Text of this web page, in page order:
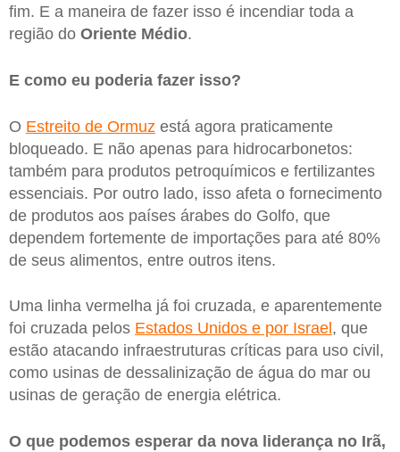
fim. E a maneira de fazer isso é incendiar toda a
região do Oriente Médio.
E como eu poderia fazer isso?
O Estreito de Ormuz está agora praticamente
bloqueado. E não apenas para hidrocarbonetos:
também para produtos petroquímicos e fertilizantes
essenciais. Por outro lado, isso afeta o fornecimento
de produtos aos países árabes do Golfo, que
dependem fortemente de importações para até 80%
de seus alimentos, entre outros itens.
Uma linha vermelha já foi cruzada, e aparentemente
foi cruzada pelos Estados Unidos e por Israel , que
estão atacando infraestruturas críticas para uso civil,
como usinas de dessalinização de água do mar ou
usinas de geração de energia elétrica.
O que podemos esperar da nova liderança no Irã,